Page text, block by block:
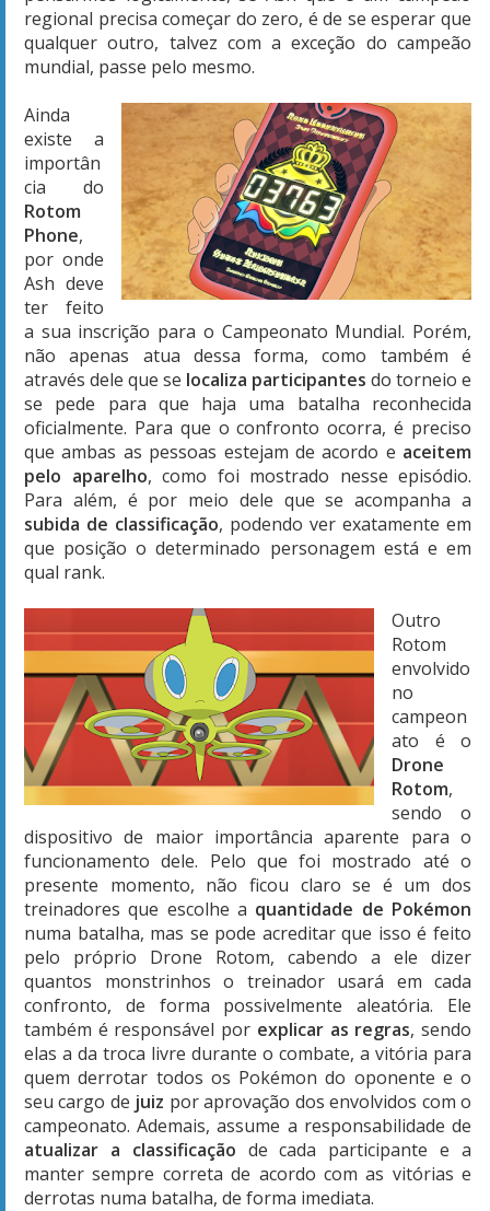
regional precisa começar do zero, é de se esperar que
qualquer outro, talvez com a exceção do campeão
mundial, passe pelo mesmo.
Ainda
existe a
importân
cia do
Rotom
Phone,
por onde
Ash deve
ter feito
a sua inscrição para o Campeonato Mundial. Porém,
não apenas atua dessa forma, como também é
através dele que se localiza participantes do torneio e
se pede para que haja uma batalha reconhecida
oficialmente. Para que o confronto ocorra, é preciso
que ambas as pessoas estejam de acordo e aceitem
pelo aparelho, como foi mostrado nesse episódio.
Para além, é por meio dele que se acompanha a
subida de classificação, podendo ver exatamente em
que posição o determinado personagem está e em
qual rank.
Outro
Rotom
envolvido
no
campeon
ato é o
Drone
Rotom,
sendo o
dispositivo de maior importância aparente para o
funcionamento dele. Pelo que foi mostrado até o
presente momento, não ficou claro se é um dos
treinadores que escolhe a quantidade de Pokémon
numa batalha, mas se pode acreditar que isso é feito
pelo próprio Drone Rotom, cabendo a ele dizer
quantos monstrinhos o treinador usará em cada
confronto, de forma possivelmente aleatória. Ele
também é responsável por explicar as regras, sendo
elas a da troca livre durante o combate, a vitória para
quem derrotar todos os Pokémon do oponente e o
seu cargo de juiz por aprovação dos envolvidos com o
campeonato. Ademais, assume a responsabilidade de
atualizar a classificação de cada participante e a
manter sempre correta de acordo com as vitórias e
derrotas numa batalha, de forma imediata.